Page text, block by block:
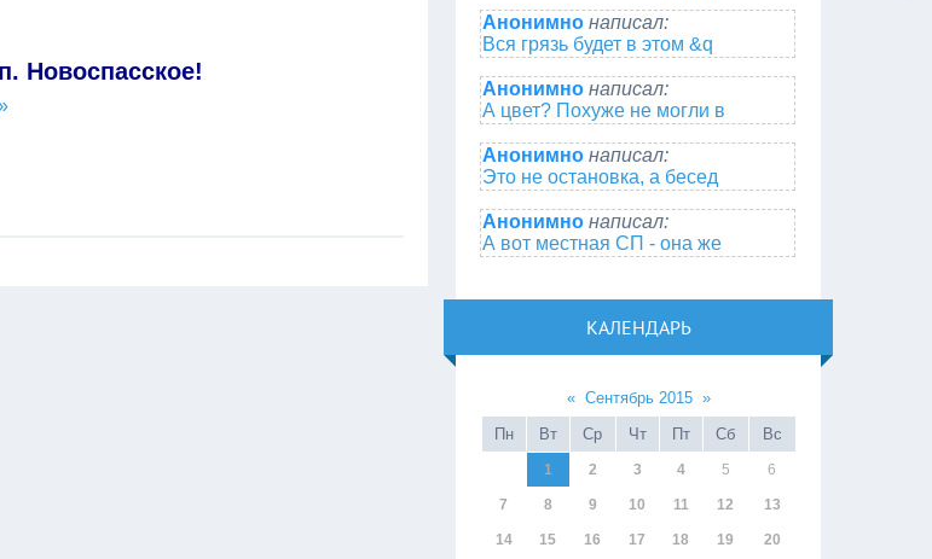
Новоспасское!
Анонимно написал:
Вся грязь будет в этом &q
Анонимно написал:
А цвет? Похуже не могли в
Анонимно написал:
Это не остановка, а бесед
Анонимно написал:
А вот местная СП - она же
КАЛЕНДАРЬ
« Сентябрь 2015 »
Пн
Вт Ср Чт Пт Сб Вс
1 2 3 4 5 6
7 8 9 10 11 12 13
14 15 16 17 18 19 20